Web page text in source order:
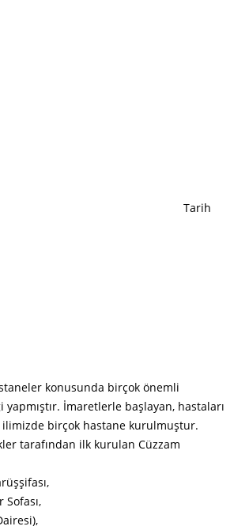
Tarih
konusunda birçok önemli
İmaretlerle başlayan, hastaları
ilimizde birçok hastane kurulmuştur.
tarafından ilk kurulan Cüzzam
Sofası,